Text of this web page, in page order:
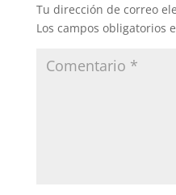
Tu dirección de correo
Los campos obligatorios